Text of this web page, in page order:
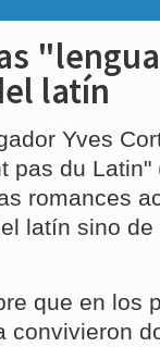
latín
Yves
pas du Latin"
romances
latín sino
que en los
convivieron